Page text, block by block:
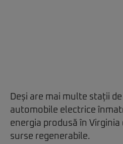
Deși are mai multe stații
automobile electrice
energia produsă în Virginia
surse regenerabile.